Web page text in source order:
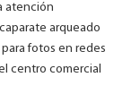
atención
arqueado
fotos en redes
centro comercial